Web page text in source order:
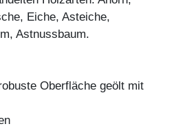
Eiche, Asteiche,
Astnussbaum.
Oberfläche geölt mit